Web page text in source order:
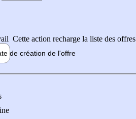
Cette action recharge la liste des offres
de création de l'offre